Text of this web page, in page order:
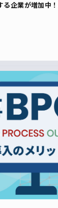
企業が増加中